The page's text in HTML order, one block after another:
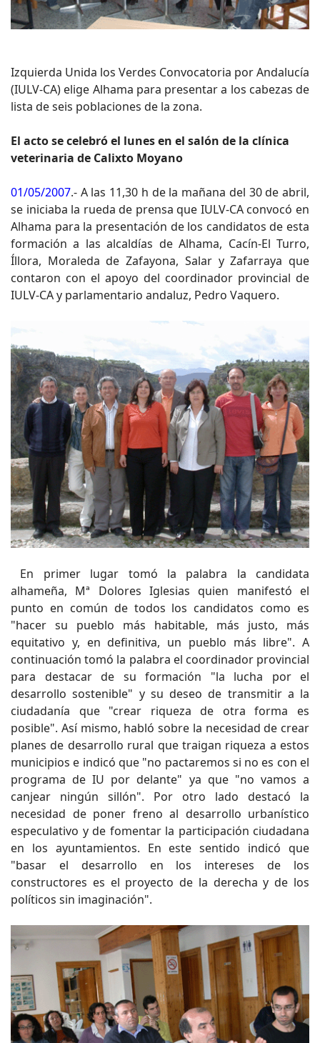
Izquierda Unida los Verdes Convocatoria por Andalucía
(IULV-CA) elige Alhama para presentar a los cabezas de
lista de seis poblaciones de la zona.
El acto se celebró el lunes en el salón de la clínica
veterinaria de Calixto Moyano
01/05/2007.- A las 11,30 h de la mañana del 30 de abril,
se iniciaba la rueda de prensa que IULV-CA convocó en
Alhama para la presentación de los candidatos de esta
formación a las alcaldías de Alhama, Cacín-El Turro,
Íllora, Moraleda de Zafayona, Salar y Zafarraya que
contaron con el apoyo del coordinador provincial de
IULV-CA y parlamentario andaluz, Pedro Vaquero.
En primer lugar tomó la palabra la candidata
alhameña, Mª Dolores Iglesias quien manifestó el
punto en común de todos los candidatos como es
"hacer su pueblo más habitable, más justo, más
equitativo y, en definitiva, un pueblo más libre". A
continuación tomó la palabra el coordinador provincial
para destacar de su formación "la lucha por el
desarrollo sostenible" y su deseo de transmitir a la
ciudadanía que "crear riqueza de otra forma es
posible". Así mismo, habló sobre la necesidad de crear
planes de desarrollo rural que traigan riqueza a estos
municipios e indicó que "no pactaremos si no es con el
programa de IU por delante" ya que "no vamos a
canjear ningún sillón". Por otro lado destacó la
necesidad de poner freno al desarrollo urbanístico
especulativo y de fomentar la participación ciudadana
en los ayuntamientos. En este sentido indicó que
"basar el desarrollo en los intereses de los
constructores es el proyecto de la derecha y de los
políticos sin imaginación".